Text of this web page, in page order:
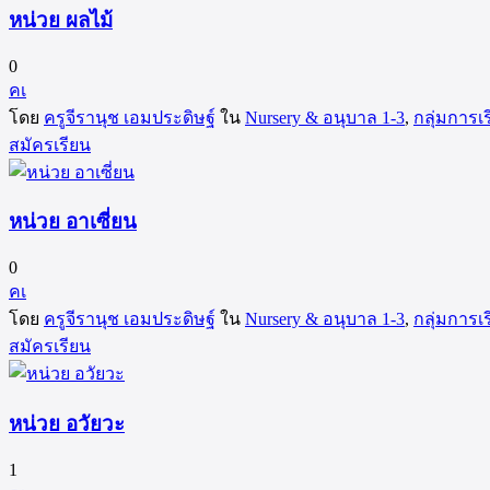
หน่วย ผลไม้
0
คเ
โดย ครูจีรานุช เอมประดิษฐ์ ใน Nursery & อนุบาล 1-3, กลุ่มการเ
สมัครเรียน
หน่วย อาเซี่ยน
0
คเ
โดย ครูจีรานุช เอมประดิษฐ์ ใน Nursery & อนุบาล 1-3, กลุ่มการเ
สมัครเรียน
หน่วย อวัยวะ
1